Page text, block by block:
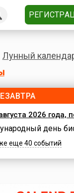
Лунный
2026 года,
день
еще 40 событий